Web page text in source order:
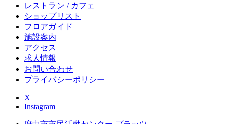
レストラン / カフェ
ショップリスト
フロアガイド
施設案内
アクセス
求人情報
お問い合わせ
プライバシーポリシー
X
Instagram